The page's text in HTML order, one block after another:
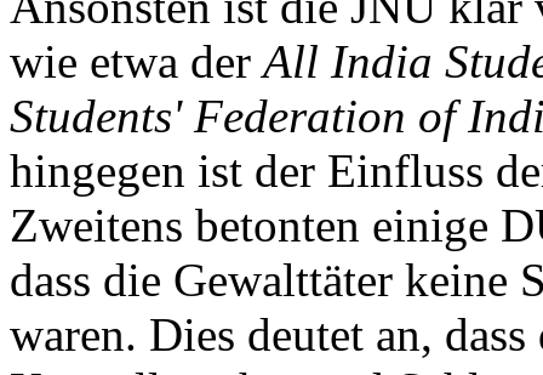
wie etwa derAll India
Students' Federation of
hingegen ist der Einfluss
Zweitens betonten einige
dass die Gewalttäter keine
waren. Dies deutet an,